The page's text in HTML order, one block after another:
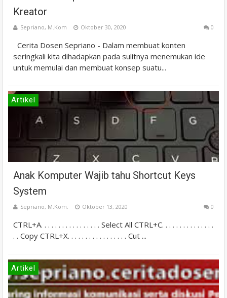
Kreator
Sepriano, M.Kom Oktober 30, 2020 0
Cerita Dosen Sepriano - Dalam membuat konten
seringkali kita dihadapkan pada sulitnya menemukan ide
untuk memulai dan membuat konsep suatu...
Artikel
Anak Komputer Wajib tahu Shortcut Keys
System
Sepriano, M.Kom. Oktober 13, 2020 0
CTRL+A. . . . . . . . . . . . . . . . . Select All CTRL+C. . . . . . . . . . . . . . .
. . Copy CTRL+X. . . . . . . . . . . . . . . . . Cut ...
Artikel